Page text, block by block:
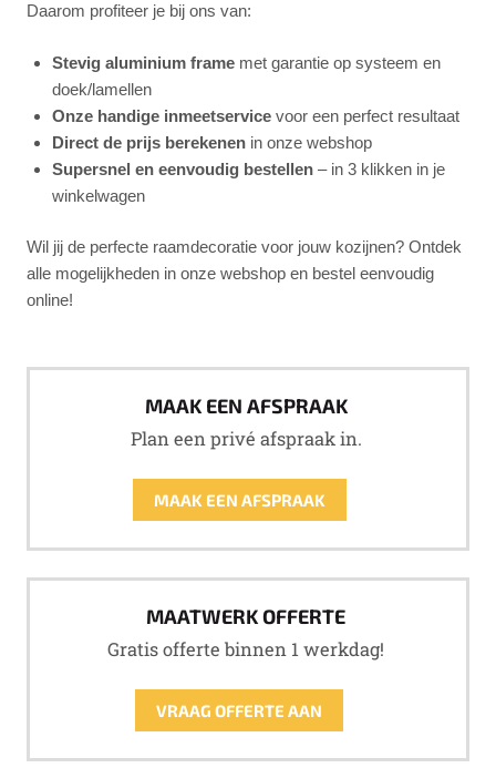
Daarom profiteer je bij ons van:
Stevig aluminium framemet garantie op systeem en
doek/lamellen
Onze handige inmeetservicevoor een perfect resultaat
Direct de prijs berekenenin onze webshop
Supersnel en eenvoudig bestellen– in 3 klikken in je
winkelwagen
Wil jij de perfecte raamdecoratie voor jouw kozijnen? Ontdek
alle mogelijkheden in onze webshop en bestel eenvoudig
online!
MAAK EEN AFSPRAAK
Plan een privé afspraak in.
MAAK EEN AFSPRAAK
MAATWERK OFFERTE
Gratis offerte binnen 1 werkdag!
VRAAG OFFERTE AAN